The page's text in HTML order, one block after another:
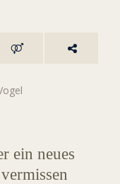
ein neues